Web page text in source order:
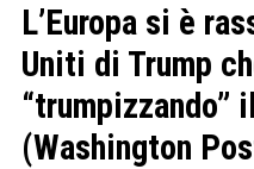
L’Europa si è
Uniti di Trump
“trumpizzando”
(Washington